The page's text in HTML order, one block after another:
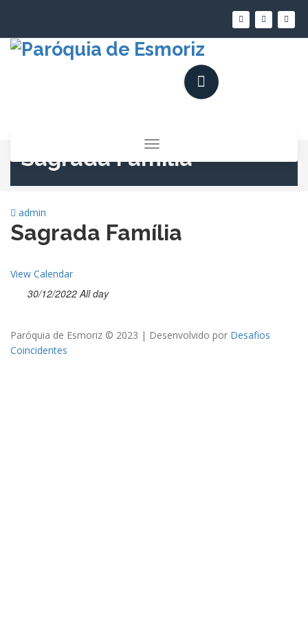
conteúdo
Alternar
a
Sagrada Família
admin
Sagrada Família
View Calendar
30/12/2022 All day
Paróquia de Esmoriz © 2023 | Desenvolvido por Desafios
Coincidentes